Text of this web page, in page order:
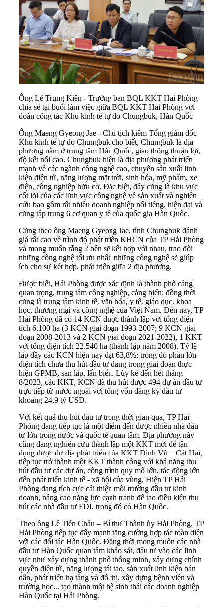
Ông Lê Trung Kiên - Trưởng ban BQL KKT Hải Phòng
chia sẻ tại buổi làm việc giữa BQL KKT Hải Phòng với
đoàn công tác Khu kinh tế tự do Chungbuk, Hàn Quốc
Ông Maeng Gyeong Jae - Chủ tịch kiêm Tổng giám đốc
Khu kinh tế tự do Chungbuk cho biết, Chungbuk là địa
phương nằm ở trung tâm Hàn Quốc, giao thông thuận lợi,
độ kết nối cao. Chungbuk hiện là địa phương phát triển
mạnh về các ngành công nghệ cao, chuyên sản xuất linh
kiện điện tử, năng lượng mặt trời, sinh hóa, mỹ phẩm, xe
điện, công nghiệp hữu cơ. Đặc biệt, đây cũng là khu vực
cốt lõi của các lĩnh vực công nghệ về sản xuất và nghiên
cứu bao gồm rất nhiều doanh nghiệp nổi tiếng, hiện đại và
cũng tập trung 6 cơ quan y tế của quốc gia Hàn Quốc.
Cũng theo ông Maeng Gyeong Jae, tỉnh Chungbuk đánh
giá rất cao về trình độ phát triển KHCN của TP Hải Phòng
và mong muốn rằng 2 bên sẽ kết hợp với nhau, trao đổi
những công nghệ tối ưu nhất, những công nghệ sẽ giúp
ích cho sự kết hợp, phát triển giữa 2 địa phương.
Được biết, Hải Phòng được xác định là thành phố cảng
quan trọng, trung tâm công nghiệp, cảng biển; đồng thời
cũng là trung tâm kinh tế, văn hóa, y tế, giáo dục, khoa
học, thương mại và công nghệ của Việt Nam. Đến nay, TP
Hải Phòng đã có 14 KCN được thành lập với tổng diện
tích 6.100 ha (3 KCN giai đoạn 1993-2007; 9 KCN giai
đoạn 2008-2013 và 2 KCN giai đoạn 2021-2022), 1 KKT
với tổng diện tích 22.540 ha (thành lập năm 2008). Tỷ lệ
lấp đầy các KCN hiện nay đạt 63,8%; trong đó phần lớn
diện tích chưa thu hút đầu tư đang trong giai đoạn thực
hiện GPMB, san lấp, lấn biển. Lũy kế đến hết tháng
8/2023, các KKT, KCN đã thu hút được 494 dự án đầu tư
trực tiếp từ nước ngoài với tổng vốn đăng ký đầu tư
khoảng 24,9 tỷ USD.
Với kết quả thu hút đầu tư trong thời gian qua, TP Hải
Phòng đang tiếp tục là một điểm đến được nhiều nhà đầu
tư lớn trong nước và quốc tế quan tâm. Địa phương này
cũng đang nghiên cứu thành lập một KKT mới để tận
dụng được dư địa phát triển của KKT Đình Vũ – Cát Hải,
tiếp tục trở thành một KKT thành công với khả năng thu
hút đầu tư các dự án, công trình quy mô lớn, tác động lớn
đến phát triển kinh tế - xã hội của vùng. Hiện TP Hải
Phòng đang tích cực cải thiện môi trường đầu tư kinh
doanh, nâng cao năng lực cạnh tranh để tạo điều kiện thu
hút các nhà đầu tư FDI, trong đó có Hàn Quốc.
Theo ông Lê Tiến Châu – Bí thư Thành ủy Hải Phòng, TP
Hải Phòng tiếp tục đẩy mạnh tăng cường hợp tác toàn diện
với các đối tác Hàn Quốc. Đồng thời mong muốn các nhà
đầu tư Hàn Quốc quan tâm khảo sát, đầu tư vào các lĩnh
vực như xây dựng thành phố thông minh, xây dựng chính
quyền điện tử, năng lượng tái tạo, sản xuất linh kiện bán
dẫn, phát triển hạ tầng và đô thị, xây dựng bệnh viện và
trường học... tạo thành một hệ sinh thái các doanh nghiệp
Hàn Quốc tại Hải Phòng.